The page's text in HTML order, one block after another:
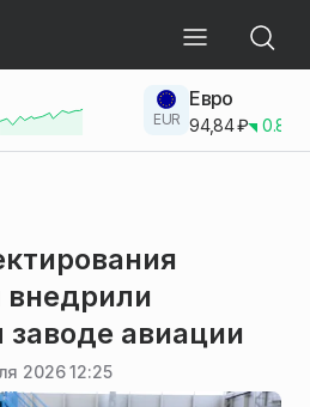
EUR
Евро
94,84₽ 0.83
авиации
2026 12:25